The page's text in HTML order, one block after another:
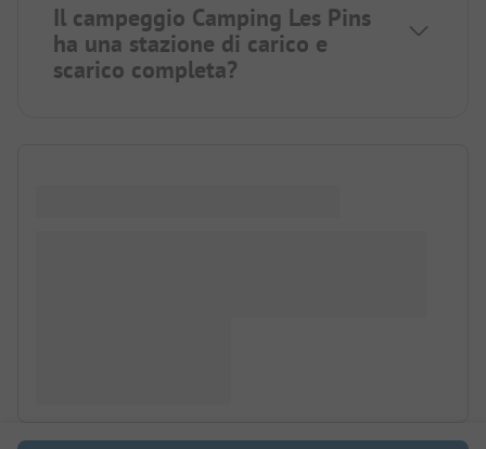
Il campeggio Camping Les Pins
ha una stazione di carico e
scarico completa?